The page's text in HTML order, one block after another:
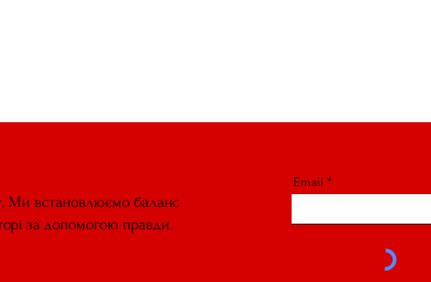
Ми встановлюємо баланс
за допомогою правди.
Email